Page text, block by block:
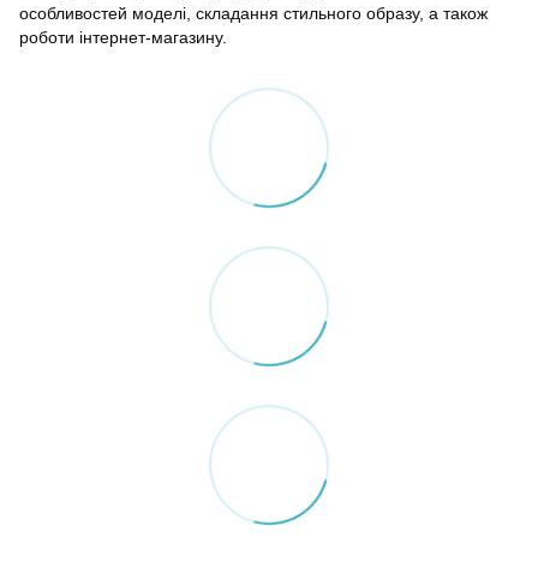
особливостей моделі, складання стильного образу, а також
роботи інтернет-магазину.